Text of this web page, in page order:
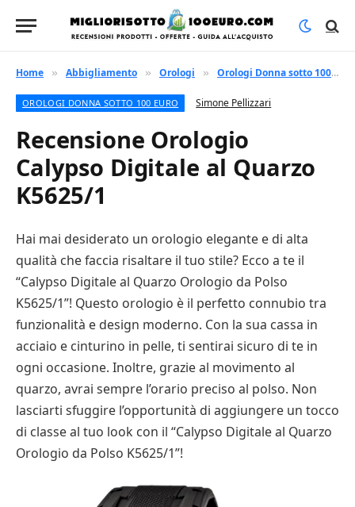
Home » Abbigliamento » Orologi » Orologi Donna sotto 100 euro
OROLOGI DONNA SOTTO 100 EURO Simone Pellizzari
Recensione Orologio
Calypso Digitale al Quarzo
K5625/1
Hai mai desiderato un orologio elegante e di alta
qualità che faccia risaltare il tuo stile? Ecco a te il
“Calypso Digitale al Quarzo Orologio da Polso
K5625/1”! Questo orologio è il perfetto connubio tra
funzionalità e design moderno. Con la sua cassa in
acciaio e cinturino in pelle, ti sentirai sicuro di te in
ogni occasione. Inoltre, grazie al movimento al
quarzo, avrai sempre l’orario preciso al polso. Non
lasciarti sfuggire l’opportunità di aggiungere un tocco
di classe al tuo look con il “Calypso Digitale al Quarzo
Orologio da Polso K5625/1”!